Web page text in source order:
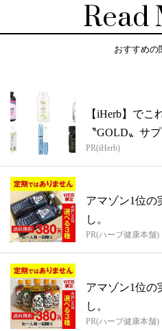
Read
おすすめの
【iHerb】でこ
〝GOLD〟サプ
PR(iHerb)
アマゾン1位の
し。
PR(ハーブ健康本舗)
アマゾン1位の
し。
PR(ハーブ健康本舗)